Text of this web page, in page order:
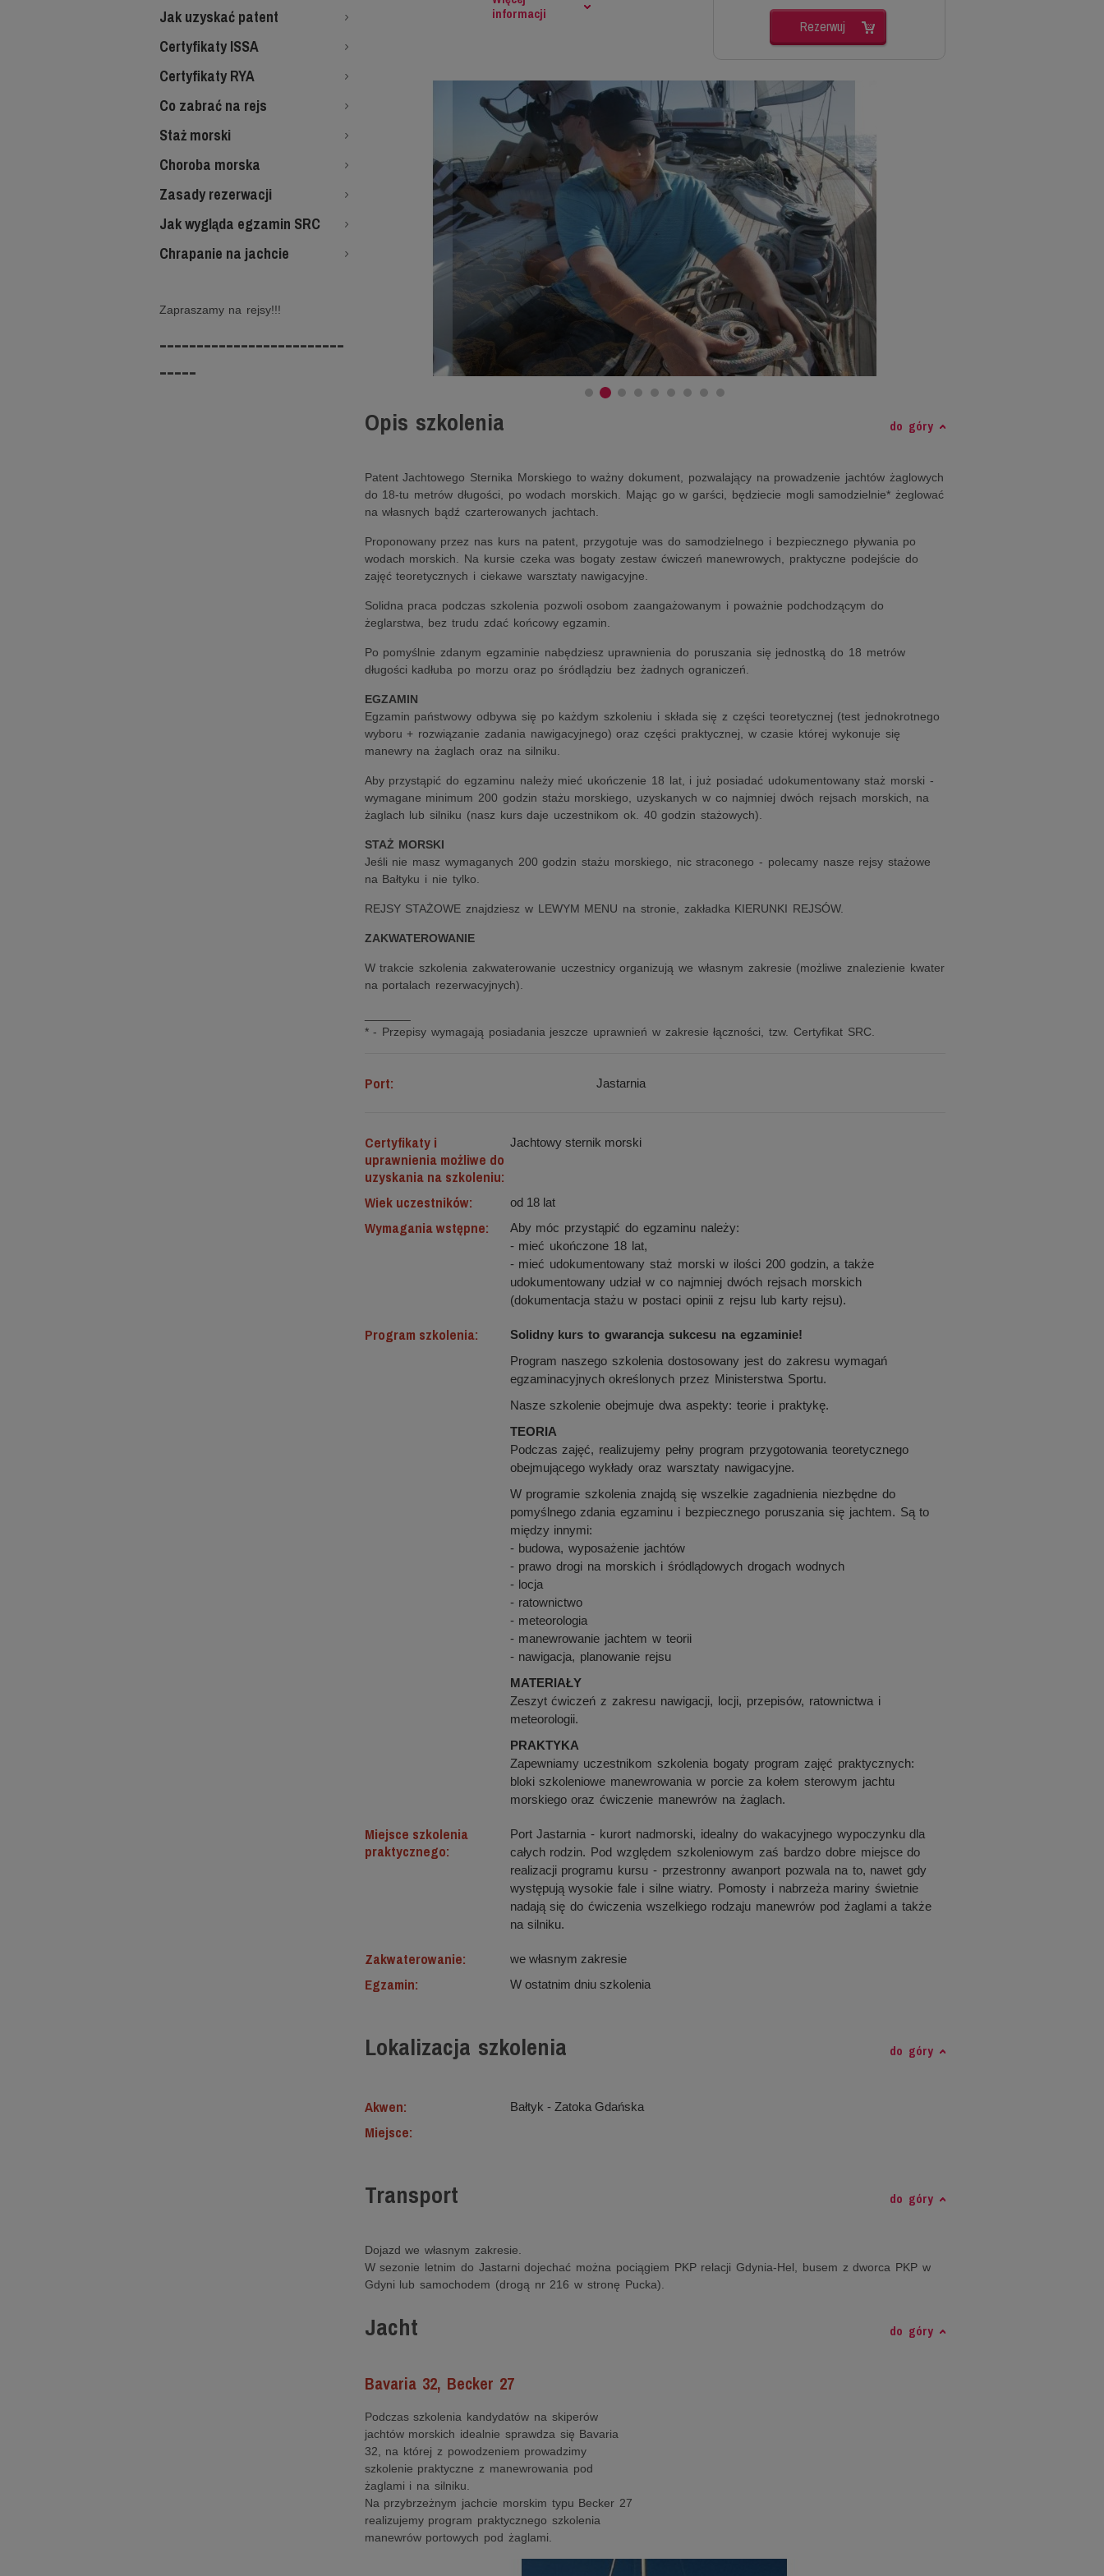
informacji
Rezerwuj
Opis szkolenia do góry
Patent Jachtowego Sternika Morskiego to ważny dokument, pozwalający na prowadzenie jachtów żaglowych
do 18-tu metrów długości, po wodach morskich. Mając go w garści, będziecie mogli samodzielnie* żeglować
na własnych bądź czarterowanych jachtach.
Proponowany przez nas kurs na patent, przygotuje was do samodzielnego i bezpiecznego pływania po
wodach morskich. Na kursie czeka was bogaty zestaw ćwiczeń manewrowych, praktyczne podejście do
zajęć teoretycznych i ciekawe warsztaty nawigacyjne.
Solidna praca podczas szkolenia pozwoli osobom zaangażowanym i poważnie podchodzącym do
żeglarstwa, bez trudu zdać końcowy egzamin.
Po pomyślnie zdanym egzaminie nabędziesz uprawnienia do poruszania się jednostką do 18 metrów
długości kadłuba po morzu oraz po śródlądziu bez żadnych ograniczeń.
EGZAMIN
Egzamin państwowy odbywa się po każdym szkoleniu i składa się z części teoretycznej (test jednokrotnego
wyboru + rozwiązanie zadania nawigacyjnego) oraz części praktycznej, w czasie której wykonuje się
manewry na żaglach oraz na silniku.
Aby przystąpić do egzaminu należy mieć ukończenie 18 lat, i już posiadać udokumentowany staż morski -
wymagane minimum 200 godzin stażu morskiego, uzyskanych w co najmniej dwóch rejsach morskich, na
żaglach lub silniku (nasz kurs daje uczestnikom ok. 40 godzin stażowych).
STAŻ MORSKI
Jeśli nie masz wymaganych 200 godzin stażu morskiego, nic straconego - polecamy nasze rejsy stażowe
na Bałtyku i nie tylko.
REJSY STAŻOWE znajdziesz w LEWYM MENU na stronie, zakładka KIERUNKI REJSÓW.
ZAKWATEROWANIE
W trakcie szkolenia zakwaterowanie uczestnicy organizują we własnym zakresie (możliwe znalezienie kwater
na portalach rezerwacyjnych).
* - Przepisy wymagają posiadania jeszcze uprawnień w zakresie łączności, tzw. Certyfikat SRC.
Port: Jastarnia
Certyfikaty i
uprawnienia możliwe do
uzyskania na szkoleniu:
Jachtowy sternik morski
Wiek uczestników: od 18 lat
Wymagania wstępne:
Aby móc przystąpić do egzaminu należy:
- mieć ukończone 18 lat,
- mieć udokumentowany staż morski w ilości 200 godzin, a także
udokumentowany udział w co najmniej dwóch rejsach morskich
(dokumentacja stażu w postaci opinii z rejsu lub karty rejsu).
Program szkolenia:
Solidny kurs to gwarancja sukcesu na egzaminie!
Program naszego szkolenia dostosowany jest do zakresu wymagań
egzaminacyjnych określonych przez Ministerstwa Sportu.
Nasze szkolenie obejmuje dwa aspekty: teorie i praktykę.
TEORIA
Podczas zajęć, realizujemy pełny program przygotowania teoretycznego
obejmującego wykłady oraz warsztaty nawigacyjne.
W programie szkolenia znajdą się wszelkie zagadnienia niezbędne do
pomyślnego zdania egzaminu i bezpiecznego poruszania się jachtem. Są to
między innymi:
- budowa, wyposażenie jachtów
- prawo drogi na morskich i śródlądowych drogach wodnych
- locja
- ratownictwo
- meteorologia
- manewrowanie jachtem w teorii
- nawigacja, planowanie rejsu
MATERIAŁY
Zeszyt ćwiczeń z zakresu nawigacji, locji, przepisów, ratownictwa i
meteorologii.
PRAKTYKA
Zapewniamy uczestnikom szkolenia bogaty program zajęć praktycznych:
bloki szkoleniowe manewrowania w porcie za kołem sterowym jachtu
morskiego oraz ćwiczenie manewrów na żaglach.
Miejsce szkolenia
praktycznego:
Port Jastarnia - kurort nadmorski, idealny do wakacyjnego wypoczynku dla
całych rodzin. Pod względem szkoleniowym zaś bardzo dobre miejsce do
realizacji programu kursu - przestronny awanport pozwala na to, nawet gdy
występują wysokie fale i silne wiatry. Pomosty i nabrzeża mariny świetnie
nadają się do ćwiczenia wszelkiego rodzaju manewrów pod żaglami a także
na silniku.
Zakwaterowanie: we własnym zakresie
Egzamin: W ostatnim dniu szkolenia
Lokalizacja szkolenia do góry
Akwen: Bałtyk ‐ Zatoka Gdańska
Miejsce:
Transport do góry
Dojazd we własnym zakresie.
W sezonie letnim do Jastarni dojechać można pociągiem PKP relacji Gdynia-Hel, busem z dworca PKP w
Gdyni lub samochodem (drogą nr 216 w stronę Pucka).
Jacht do góry
Bavaria 32, Becker 27
Podczas szkolenia kandydatów na skiperów
jachtów morskich idealnie sprawdza się Bavaria
32, na której z powodzeniem prowadzimy
szkolenie praktyczne z manewrowania pod
żaglami i na silniku.
Na przybrzeżnym jachcie morskim typu Becker 27
realizujemy program praktycznego szkolenia
manewrów portowych pod żaglami.
Jak uzyskać patent
Certyfikaty ISSA
Certyfikaty RYA
Co zabrać na rejs
Staż morski
Choroba morska
Zasady rezerwacji
Jak wygląda egzamin SRC
Chrapanie na jachcie
Zapraszamy na rejsy!!!
-------------------------
-----